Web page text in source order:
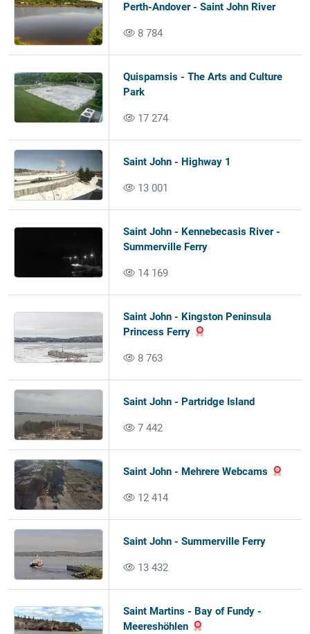
Perth-Andover - Saint John River
8 784
Quispamsis - The Arts and Culture
Park
17 274
Saint John - Highway 1
13 001
Saint John - Kennebecasis River -
Summerville Ferry
14 169
Saint John - Kingston Peninsula
Princess Ferry
8 763
Saint John - Partridge Island
7 442
Saint John - Mehrere Webcams
12 414
Saint John - Summerville Ferry
13 432
Saint Martins - Bay of Fundy -
Meereshöhlen